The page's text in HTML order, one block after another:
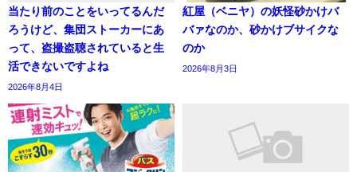
当たり前のことをいってるんだ
ろうけど、集団ストーカーにあ
って、盗撮盗聴されていると生
活できないですよね
2026年8月4日
紅屋（ベニヤ）の妖怪砂かけバ
バァなのか、砂かけブサイクな
のか
2026年8月3日